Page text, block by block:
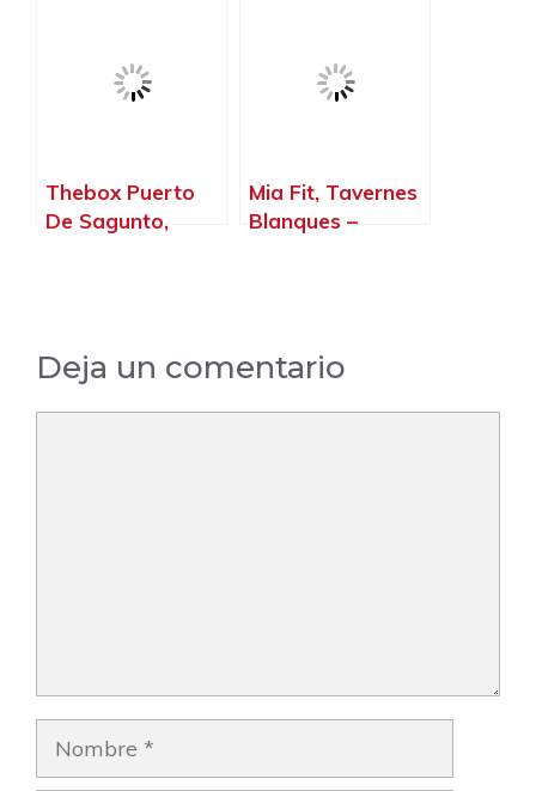
Thebox Puerto
De Sagunto,
Mia Fit, Tavernes
Blanques –
Deja un comentario
Nombre